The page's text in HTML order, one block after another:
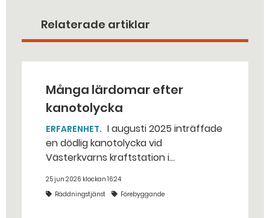
Relaterade artiklar
Många lärdomar efter
kanotolycka
ERFARENHET
en dödlig kanotolycka vid
Västerkvarns kraftstation i
25 jun 2026 klockan 16:24
Räddningstjänst
Förebyggande